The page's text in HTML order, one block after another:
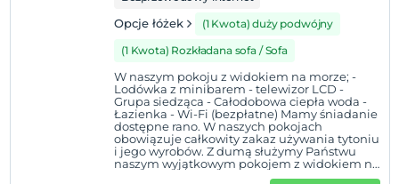
Opcje łóżek
(1 Kwota) duży podwójny
(1 Kwota) Rozkładana sofa / Sofa
W naszym pokoju z widokiem na morze; -
Lodówka z minibarem - telewizor LCD -
Grupa siedząca - Całodobowa ciepła woda -
Łazienka - Wi-Fi (bezpłatne) Mamy śniadanie
dostępne rano. W naszych pokojach
obowiązuje całkowity zakaz używania tytoniu
i jego wyrobów. Z dumą służymy Państwu
naszym wyjątkowym pokojem z widokiem na
morze i 13-letnim doświadczeniem.